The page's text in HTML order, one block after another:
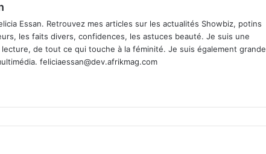
Essan. Retrouvez mes articles sur les actualités Showbiz, potins
les faits divers, confidences, les astuces beauté. Je suis une
lecture, de tout ce qui touche à la féminité. Je suis également grande
feliciaessan@dev.afrikmag.com